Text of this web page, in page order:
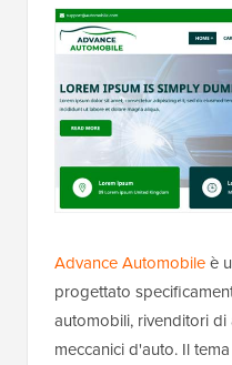
Advance Automobileè
progettato
automobili, rivenditori
meccanici d'auto. Il